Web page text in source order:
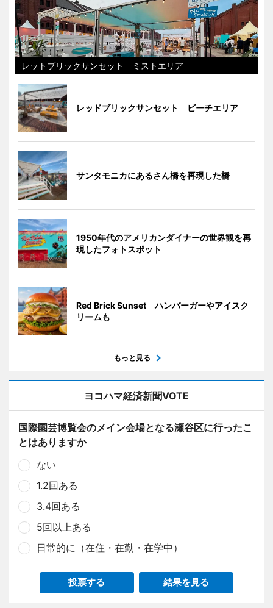
レットブリックサンセット ミストエリア
レッドブリックサンセット ビーチエリア
サンタモニカにあるさん橋を再現した橋
1950年代のアメリカンダイナーの世界観を再
現したフォトスポット
Red Brick Sunset ハンバーガーやアイスク
リームも
もっと見る
ヨコハマ経済新聞VOTE
国際園芸博覧会のメイン会場となる瀬谷区に行ったこ
とはありますか
ない
1.2回ある
3.4回ある
5回以上ある
日常的に（在住・在勤・在学中）
投票する 結果を見る